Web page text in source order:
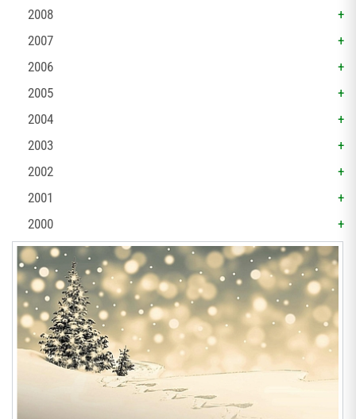
2008
2007
2006
2005
2004
2003
2002
2001
2000